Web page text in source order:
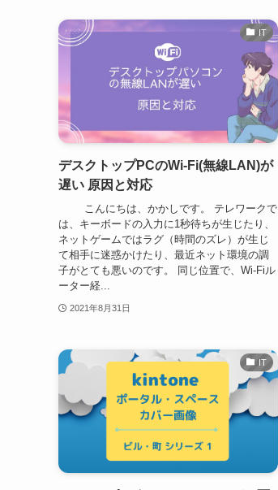
IT
デスクトップPCのWi-Fi(無線LAN)が
遅い 原因と対応
こんにちは、かかしです。 テレワークで
は、キーボードの入力に1秒待ちが生じたり、
ネットゲームではラグ（時間のズレ）が生じ
て相手に迷惑かけたり、最近ネット環境の調
子がとても悪いのです。 同じ位置で、Wi-Fiル
ーター経...
2021年8月31日
IT